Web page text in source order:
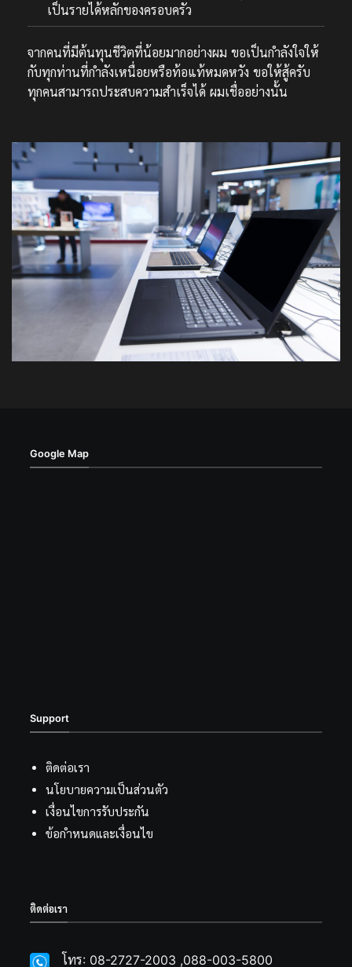
เป็นรายได้หลักของครอบครัว
จากคนที่มีต้นทุนชีวิตที่น้อยมากอย่างผม ขอเป็นกำลังใจให้
กับทุกท่านที่กำลังเหนื่อยหรือท้อแท้หมดหวัง ขอให้สู้ครับ
ทุกคนสามารถประสบความสำเร็จได้ ผมเชื่ออย่างนั้น
Google Map
Support
ติดต่อเรา
นโยบายความเป็นส่วนตัว
เงื่อนไขการรับประกัน
ข้อกำหนดและเงื่อนไข
ติดต่อเรา
โทร: 08-2727-2003 ,088-003-5800